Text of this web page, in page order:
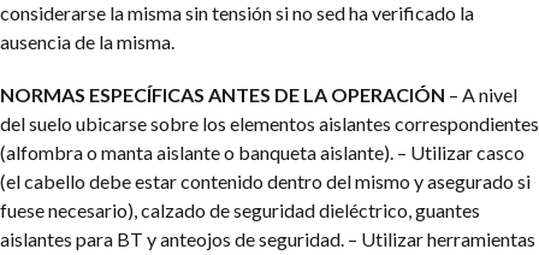
considerarse la misma sin tensión si no sed ha verificado la
ausencia de la misma.
NORMAS ESPECÍFICAS ANTES DE LA OPERACIÓN – A nivel
del suelo ubicarse sobre los elementos aislantes correspondientes
(alfombra o manta aislante o banqueta aislante). – Utilizar casco
(el cabello debe estar contenido dentro del mismo y asegurado si
fuese necesario), calzado de seguridad dieléctrico, guantes
aislantes para BT y anteojos de seguridad. – Utilizar herramientas